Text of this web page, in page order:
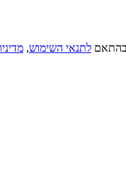
בהתאם לתנאי השימוש,